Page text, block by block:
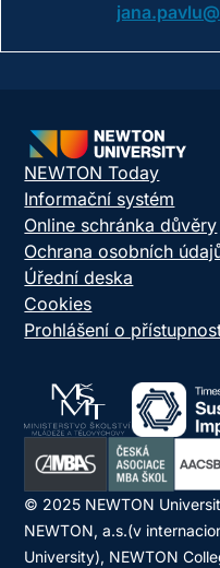
NEWTON Today
Informační systém
Online schránka důvěry
Ochrana osobních
Úřední deska
Cookies
Prohlášení o
© 2025 NEWTON
NEWTON, a.s.(v
University), NEWTON